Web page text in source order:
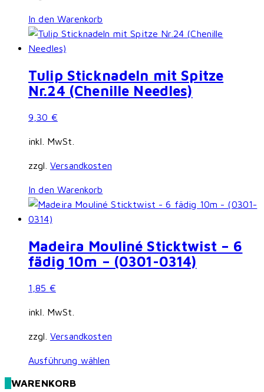
In den Warenkorb
Tulip Sticknadeln mit Spitze
Nr.24 (Chenille Needles)
9,30 €
inkl. MwSt.
zzgl. Versandkosten
In den Warenkorb
Madeira Mouliné Sticktwist – 6
fädig 10m – (0301-0314)
1,85 €
inkl. MwSt.
zzgl. Versandkosten
Ausführung wählen
WARENKORB